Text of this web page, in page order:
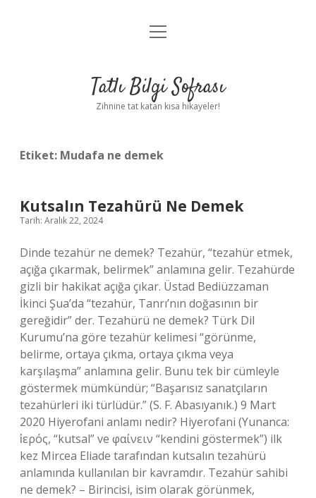
Anasayfa
Yasal Uyarı
menüyü
Tatlı Bilgi Sofrası
Zihnine tat katan kısa hikayeler!
Etiket: Mudafa ne demek
Kutsalın Tezahürü Ne Demek
Tarih: Aralık 22, 2024
Dinde tezahür ne demek? Tezahür, “tezahür etmek,
açığa çıkarmak, belirmek” anlamına gelir. Tezahürde
gizli bir hakikat açığa çıkar. Üstad Bediüzzaman
İkinci Şua’da “tezahür, Tanrı’nın doğasının bir
gereğidir” der. Tezahürü ne demek? Türk Dil
Kurumu’na göre tezahür kelimesi “görünme,
belirme, ortaya çıkma, ortaya çıkma veya
karşılaşma” anlamına gelir. Bunu tek bir cümleyle
göstermek mümkündür; “Başarısız sanatçıların
tezahürleri iki türlüdür.” (S. F. Abasıyanık.) 9 Mart
2020 Hiyerofani anlamı nedir? Hiyerofani (Yunanca:
ἱερός, “kutsal” ve φαίνειν “kendini göstermek”) ilk
kez Mircea Eliade tarafından kutsalın tezahürü
anlamında kullanılan bir kavramdır. Tezahür sahibi
ne demek? – Birincisi, isim olarak görünmek,